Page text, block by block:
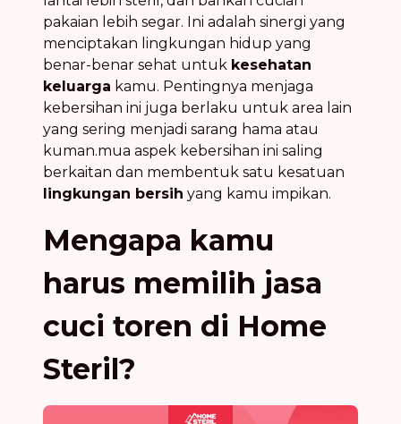
pakaian lebih segar. Ini adalah sinergi yang
menciptakan lingkungan hidup yang
benar-benar sehat untuk kesehatan
keluarga kamu. Pentingnya menjaga
kebersihan ini juga berlaku untuk area lain
yang sering menjadi sarang hama atau
kuman.mua aspek kebersihan ini saling
berkaitan dan membentuk satu kesatuan
lingkungan bersih yang kamu impikan.
Mengapa kamu
harus memilih jasa
cuci toren di Home
Steril?